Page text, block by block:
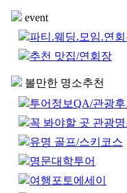
event
파티.웨딩.모임.연회
추천 맛집/연회장
볼만한 명소추천
투어정보QA/관광후
꼭 봐야할 곳 관광
유명 골프/스키코스
명문대학투어
여행포토에세이